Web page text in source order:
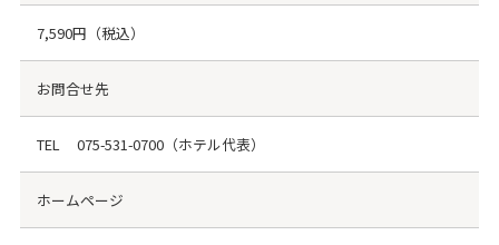
7,590円（税込）
お問合せ先
TEL 075-531-0700（ホテル代表）
ホームページ